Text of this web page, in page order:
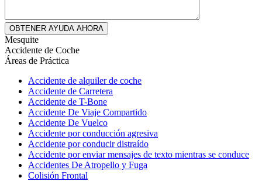
Mesquite
Accidente de Coche
Áreas de Práctica
Accidente de alquiler de coche
Accidente de Carretera
Accidente de T-Bone
Accidente De Viaje Compartido
Accidente De Vuelco
Accidente por conducción agresiva
Accidente por conducir distraído
Accidente por enviar mensajes de texto mientras se conduce
Accidentes De Atropello y Fuga
Colisión Frontal